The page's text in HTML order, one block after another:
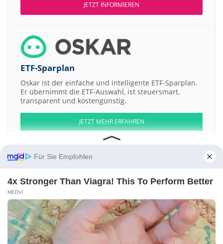
JETZT INFORMIEREN
ETF-Sparplan
Oskar ist der einfache und intelligente ETF-Sparplan.
Er übernimmt die ETF-Auswahl, ist steuersmart,
transparent und kostengünstig.
JETZT MEHR ERFAHREN
Aktien ATX DAX EuroStoxx 50 Dow Jones NASDAQ 100 Nikkei 225
Weitere Aktien:
PT Bank Ina Perdana
Gruppo Green Power
DO Deutsche Office
Jagercor Energy Sunshine Capital Investments
Kontakt
Barrierefreiheit
Für Sie Empfohlen
4x Stronger Than Viagra! This To Perform Better
MEDVI